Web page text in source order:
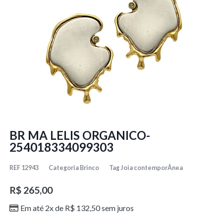
BR MA LELIS ORGANICO-
254018334099303
REF 12943 Categoria Brinco Tag Joia contemporÂnea
R$265,00
Em até 2x de R$ 132,50sem juros